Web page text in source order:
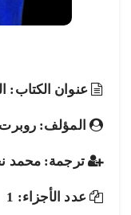
عنوان الكتاب:
المؤلف:
ترجمة: محمد
عدد الأجزاء: 1